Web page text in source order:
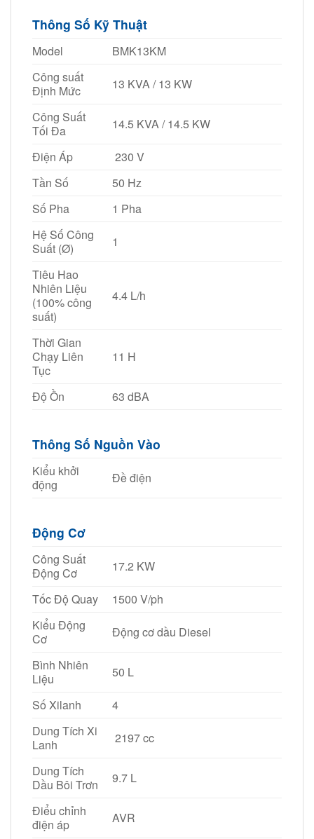
Thông Số Kỹ Thuật
Model
BMK13KM
Công suất
Định Mức
13 KVA / 13 KW
Công Suất
Tối Đa
14.5 KVA / 14.5 KW
Điện Áp
230 V
Tần Số
50 Hz
Số Pha
1 Pha
Hệ Số Công
Suất (Ø)
1
Tiêu Hao
Nhiên Liệu
(100% công
suất)
4.4 L/h
Thời Gian
Chạy Liên
Tục
11 H
Độ Ồn 63 dBA
Thông Số Nguồn Vào
Kiểu khởi
động
Đề điện
Động Cơ
Công Suất
Động Cơ
17.2 KW
Tốc Độ Quay
1500 V/ph
Kiểu Động
Cơ
Động cơ dầu Diesel
Bình Nhiên
Liệu
50 L
Số Xilanh
4
Dung Tích Xi
Lanh
2197 cc
Dung Tích
Dầu Bôi Trơn
9.7 L
Điểu chỉnh
điện áp
AVR